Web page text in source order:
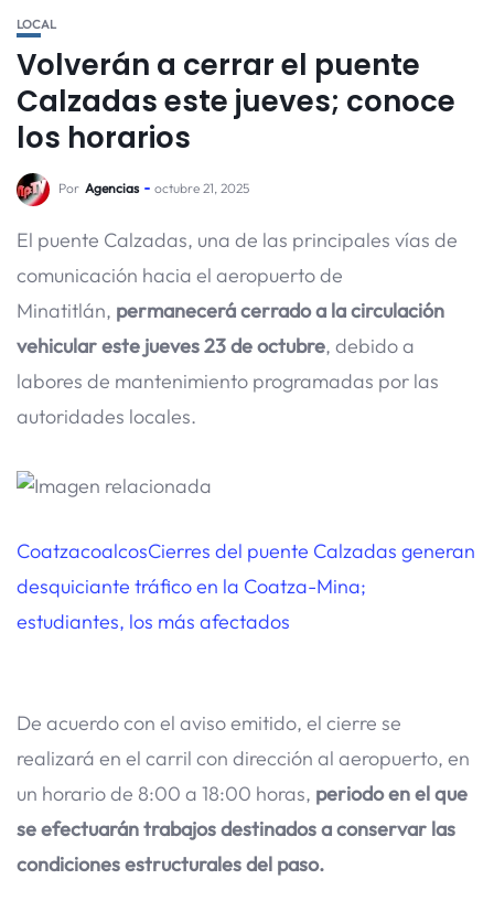
LOCAL
Volverán a cerrar el puente
Calzadas este jueves; conoce
los horarios
Por Agencias octubre 21, 2025
El puente Calzadas, una de las principales vías de
comunicación hacia el aeropuerto de
Minatitlán, permanecerá cerrado a la circulación
vehicular este jueves 23 de octubre, debido a
labores de mantenimiento programadas por las
autoridades locales.
CoatzacoalcosCierres del puente Calzadas generan
desquiciante tráfico en la Coatza-Mina;
estudiantes, los más afectados
De acuerdo con el aviso emitido, el cierre se
realizará en el carril con dirección al aeropuerto, en
un horario de 8:00 a 18:00 horas, periodo en el que
se efectuarán trabajos destinados a conservar las
condiciones estructurales del paso.